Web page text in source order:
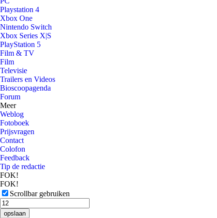
Playstation 4
Xbox One
Nintendo Switch
Xbox Series X|S
PlayStation 5
Film & TV
Film
Televisie
Trailers en Videos
Bioscoopagenda
Forum
Meer
Weblog
Fotoboek
Prijsvragen
Contact
Colofon
Feedback
Tip de redactie
FOK!
FOK!
Scrollbar gebruiken
opslaan